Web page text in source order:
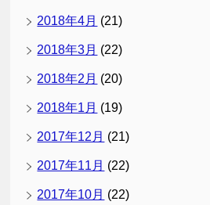
2018年4月 (21)
2018年3月 (22)
2018年2月 (20)
2018年1月 (19)
2017年12月 (21)
2017年11月 (22)
2017年10月 (22)